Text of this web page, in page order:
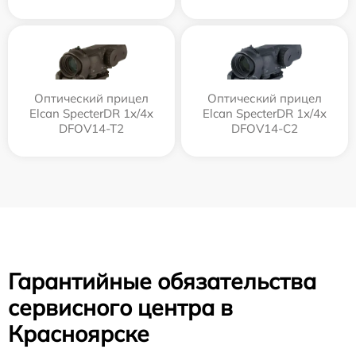
Оптический прицел
Elcan SpecterDR 1x/4x
DFOV14-T2
Оптический прицел
Elcan SpecterDR 1x/4x
DFOV14-C2
Гарантийные обязательства
сервисного центра в
Красноярске